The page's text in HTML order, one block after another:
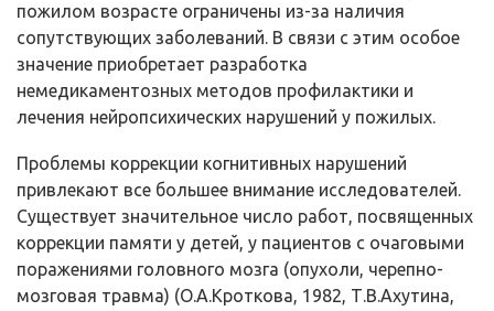
пожилом возрасте ограничены из-за наличия
сопутствующих заболеваний. В связи с этим особое
значение приобретает разработка
немедикаментозных методов профилактики и
лечения нейропсихических нарушений у пожилых.
Проблемы коррекции когнитивных нарушений
привлекают все большее внимание исследователей.
Существует значительное число работ, посвященных
коррекции памяти у детей, у пациентов с очаговыми
поражениями головного мозга (опухоли, черепно-
мозговая травма) (О.А.Кроткова, 1982, Т.В.Ахутина,